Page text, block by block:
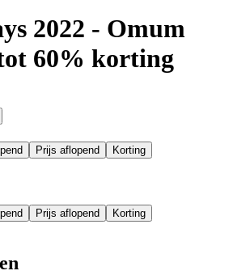
2022 - Omum
60% korting
Prijs aflopend Korting
Prijs aflopend Korting